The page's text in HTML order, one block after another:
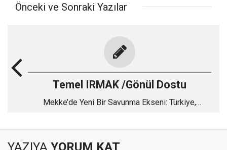
Önceki ve Sonraki Yazılar
Temel IRMAK /Gönül Dostu
Mekke’de Yeni Bir Savunma Ekseni: Türkiye,
YAZIYA YORUM KAT